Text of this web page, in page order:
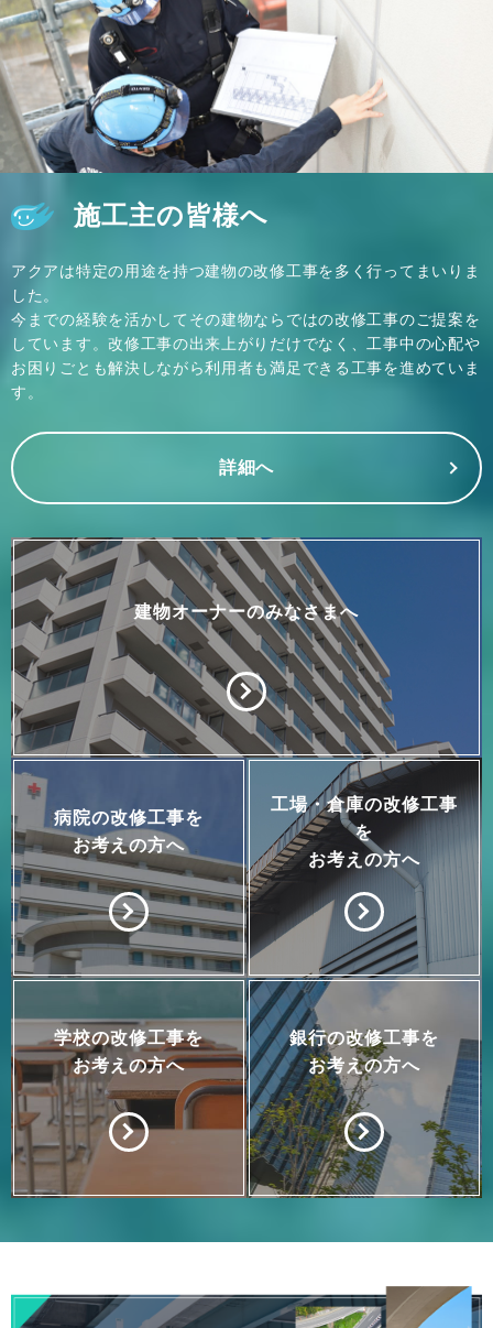
施工主の皆様へ
アクアは特定の用途を持つ建物の改修工事を多く行ってまいりま
した。
今までの経験を活かしてその建物ならではの改修工事のご提案を
しています。改修工事の出来上がりだけでなく、工事中の心配や
お困りごとも解決しながら利用者も満足できる工事を進めていま
す。
詳細へ
建物オーナーのみなさまへ
病院の改修工事を
お考えの方へ
工場・倉庫の改修工事
を
お考えの方へ
学校の改修工事を
お考えの方へ
銀行の改修工事を
お考えの方へ